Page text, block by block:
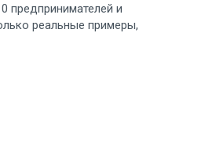
предпринимателей и
реальные примеры,